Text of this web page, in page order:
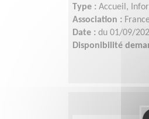
Type : Accueil,
Association :
Date : du 01/09/
Disponibilité